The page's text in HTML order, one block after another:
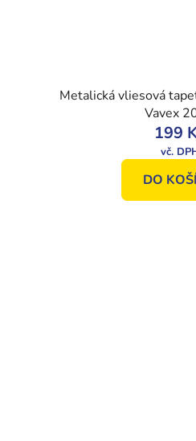
Metalická vliesová
Vavex
199
DO